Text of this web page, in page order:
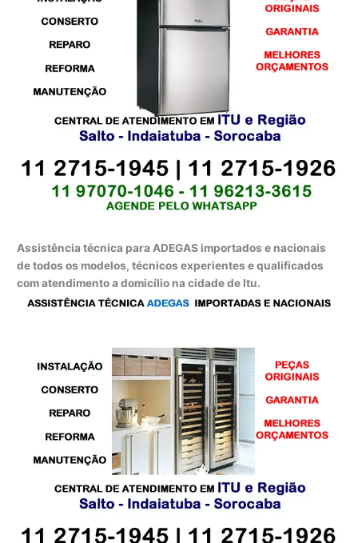
Assistência técnica para ADEGAS importados e nacionais
de todos os modelos, técnicos experientes e qualificados
com atendimento a domicílio na cidade de Itu.